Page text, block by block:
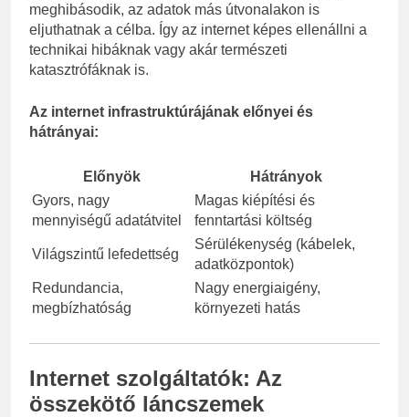
meghibásodik, az adatok más útvonalakon is
eljuthatnak a célba. Így az internet képes ellenállni a
technikai hibáknak vagy akár természeti
katasztrófáknak is.
Az internet infrastruktúrájának előnyei és
hátrányai:
Előnyök
Hátrányok
Gyors, nagy
mennyiségű adatátvitel
Magas kiépítési és
fenntartási költség
Világszintű lefedettség
Sérülékenység (kábelek,
adatközpontok)
Redundancia,
megbízhatóság
Nagy energiaigény,
környezeti hatás
Internet szolgáltatók: Az
összekötő láncszemek